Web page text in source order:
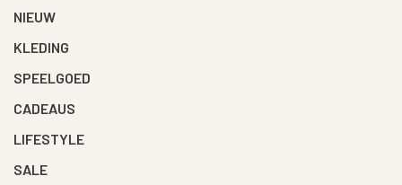
NIEUW
KLEDING
SPEELGOED
CADEAUS
LIFESTYLE
SALE